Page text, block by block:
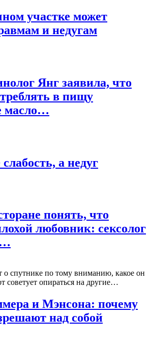
участке может
и недугам
Янг заявила, что
в пищу
масло…
а недуг
понять, что
любовник: сексолог
о спутнике по тому вниманию, какое он
советует опираться на другие…
и Мэнсона: почему
над собой